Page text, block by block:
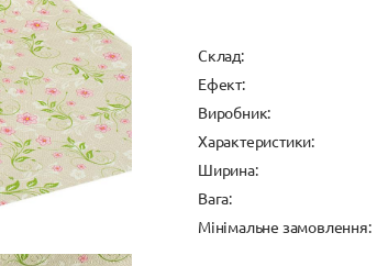
Cклад:
Ефект:
Виробник:
Характеристики:
Ширина:
Вага:
Мінімальне замовлення: